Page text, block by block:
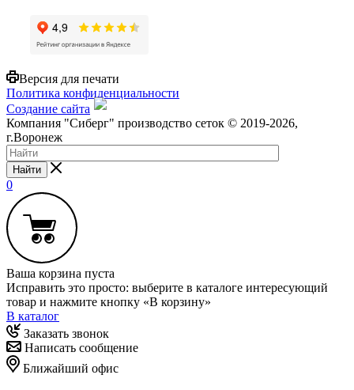
Версия для печати
Политика конфиденциальности
Создание сайта
Компания "Сиберг" производство сеток © 2019-2026,
г.Воронеж
Найти
0
Ваша корзина пуста
Исправить это просто: выберите в каталоге интересующий
товар и нажмите кнопку «В корзину»
В каталог
Заказать звонок
Написать сообщение
Ближайший офис